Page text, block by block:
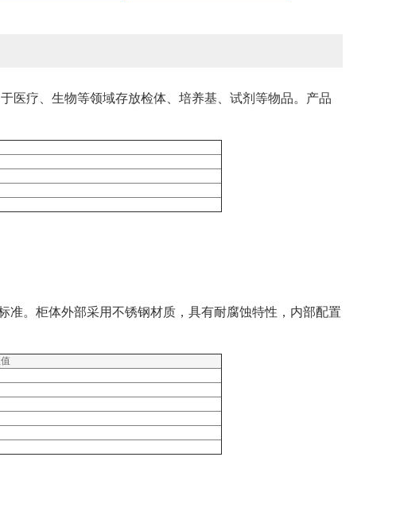
医疗、生物等领域存放检体、培养基、试剂等物品。产品
准。柜体外部采用不锈钢材质，具有耐腐蚀特性，内部配置